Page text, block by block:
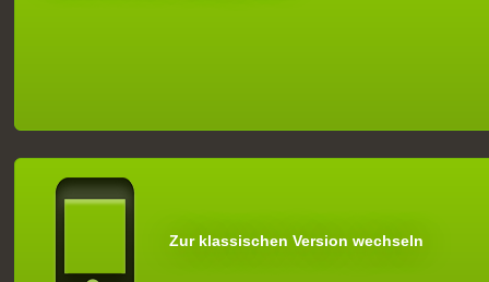
Zur klassischen Version wechseln